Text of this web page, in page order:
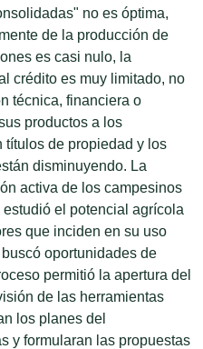
no es óptima,
de la producción de
es casi nulo, la
crédito es muy limitado, no
técnica, financiera o
productos a los
títulos de propiedad y los
disminuyendo. La
activa de los campesinos
el potencial agrícola
que inciden en su uso
oportunidades de
permitió la apertura del
de las herramientas
los planes del
y formularan las propuestas